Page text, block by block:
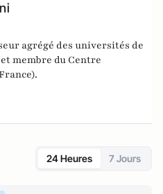
agrégé des universités de
membre du Centre
24 Heures 7 Jours